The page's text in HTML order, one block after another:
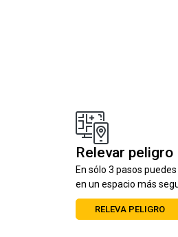
Relevar peligro
En sólo 3 pasos
en un espacio más
RELEVA PELIGRO